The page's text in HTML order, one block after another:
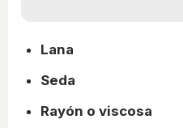
Lana
Seda
Rayón o viscosa